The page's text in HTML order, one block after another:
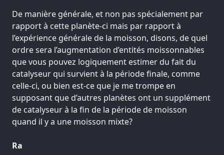
De manière générale, et non pas spécialement par
rapport à cette planète-ci mais par rapport à
l’expérience générale de la moisson, disons, de quel
ordre sera l’augmentation d’entités moissonnables
que vous pouvez logiquement estimer du fait du
catalyseur qui survient à la période finale, comme
celle-ci, ou bien est-ce que je me trompe en
supposant que d’autres planètes ont un supplément
de catalyseur à la fin de la période de moisson
quand il y a une moisson mixte?
Ra